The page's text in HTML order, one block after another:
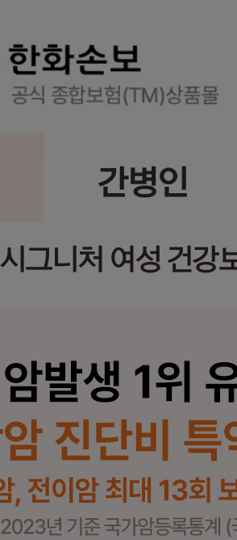
간병인
시그니처 여성 건강